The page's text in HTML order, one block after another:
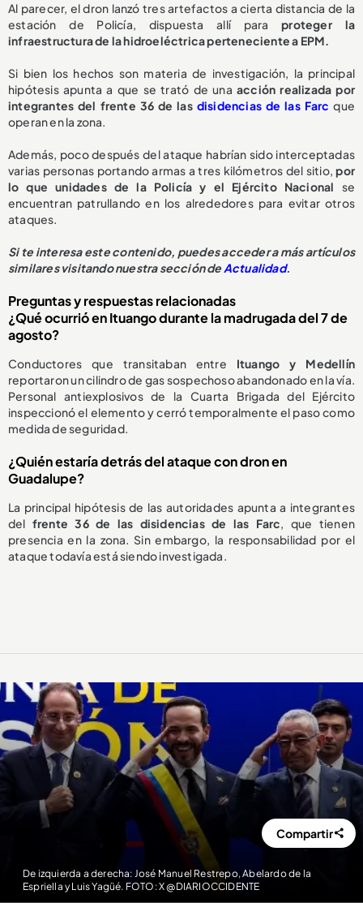
Al parecer, el dron lanzó tres artefactos a cierta distancia de la
estación de Policía, dispuesta allí paraproteger la
infraestructura de la hidroeléctrica perteneciente a EPM.
Si bien los hechos son materia de investigación, la principal
hipótesis apunta a que se trató de una acción realizada por
integrantes del frente 36 de las disidencias de las Farcque
operan en la zona.
Además, poco después del ataque habrían sido interceptadas
varias personas portando armas a tres kilómetros del sitio, por
lo que unidades de la Policía y el Ejército Nacional se
encuentran patrullando en los alrededores para evitar otros
ataques.
Si te interesa este contenido, puedes acceder a más artículos
similares visitando nuestra sección deActualidad.
Preguntas y respuestas relacionadas
¿Qué ocurrió en Ituango durante la madrugada del 7 de
agosto?
Conductores que transitaban entre Ituango y Medellín
reportaron un cilindro de gas sospechoso abandonado en la vía.
Personal antiexplosivos de la Cuarta Brigada del Ejército
inspeccionó el elemento y cerró temporalmente el paso como
medida de seguridad.
¿Quién estaría detrás del ataque con dron en
Guadalupe?
La principal hipótesis de las autoridades apunta a integrantes
del frente 36 de las disidencias de las Farc, que tienen
presencia en la zona. Sin embargo, la responsabilidad por el
ataque todavía está siendo investigada.
De izquierda a derecha: José Manuel Restrepo, Abelardo de la
Espriella y Luis Yagüé. FOTO: X @DIARIOCCIDENTE
Compartir